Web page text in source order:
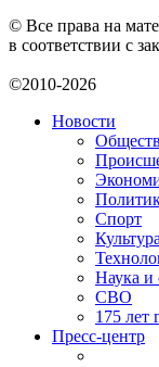
© Все права на
в соответствии с
©2010-2026
Новости
Спорт
Культура
Наука и
СВО
175 лет
Пресс-центр